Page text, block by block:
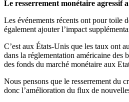
Le resserrement monétaire agressif
Les événements récents ont pour toile
également ajouter l’impact
C’est aux États-Unis que les taux ont
dans la réglementation américaine des
des fonds du marché monétaire aux
Nous pensons que le resserrement du
donc l’amélioration du flux de